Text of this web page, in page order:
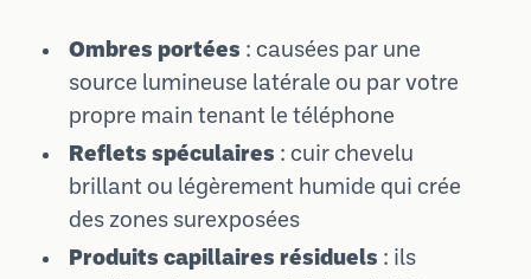
Ombres portées : causées par une
source lumineuse latérale ou par votre
propre main tenant le téléphone
Reflets spéculaires : cuir chevelu
brillant ou légèrement humide qui crée
des zones surexposées
Produits capillaires résiduels : ils